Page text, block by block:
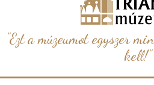
"Ezt a múzeumot egyszer
kell!"